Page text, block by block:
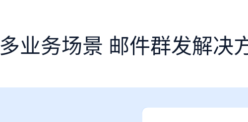
多业务场景 邮件群发解决